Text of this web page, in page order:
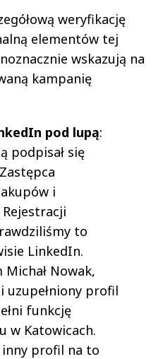
weryfikację
elementów tej
wskazują na
kampanię
pod lupą:
podpisał się
i
to
LinkedIn.
Nowak,
uzupełniony profil
funkcję
w Katowicach.
profil na to